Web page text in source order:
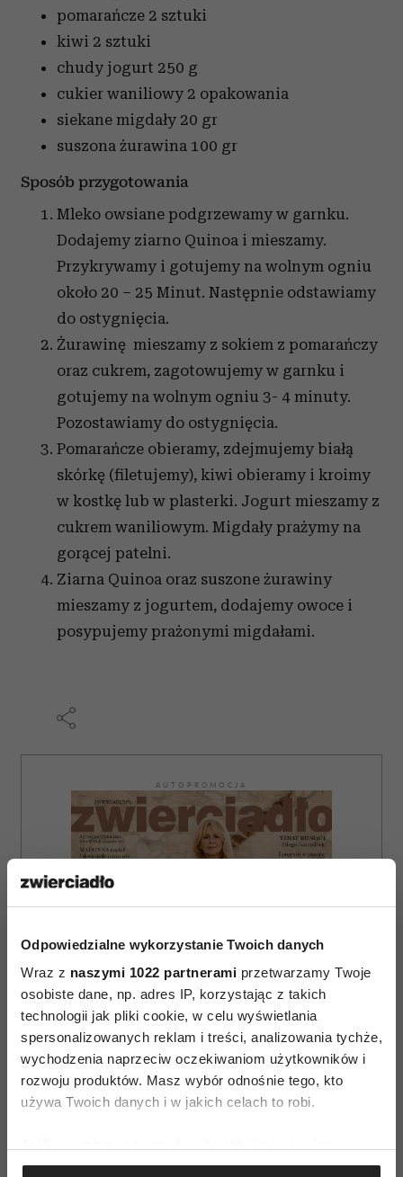
Odpowiedzialne wykorzystanie Twoich danych
Wraz z naszymi 1022 partnerami przetwarzamy Twoje
osobiste dane, np. adres IP, korzystając z takich
technologii jak pliki cookie, w celu wyświetlania
spersonalizowanych reklam i treści, analizowania tychże,
wychodzenia naprzeciw oczekiwaniom użytkowników i
rozwoju produktów. Masz wybór odnośnie tego, kto
używa Twoich danych i w jakich celach to robi.
Gromadzić dane dotyczące Twojej lokalizacji
pomarańcze 2 sztuki
kiwi 2 sztuki
chudy jogurt 250 g
cukier waniliowy 2 opakowania
siekane migdały 20 gr
suszona żurawina 100 gr
Sposób przygotowania
Mleko owsiane podgrzewamy w garnku.
Dodajemy ziarno Quinoa i mieszamy.
Przykrywamy i gotujemy na wolnym ogniu
około 20 – 25 Minut. Następnie odstawiamy
do ostygnięcia.
Żurawinę mieszamy z sokiem z pomarańczy
oraz cukrem, zagotowujemy w garnku i
gotujemy na wolnym ogniu 3- 4 minuty.
Pozostawiamy do ostygnięcia.
Pomarańcze obieramy, zdejmujemy białą
skórkę (filetujemy), kiwi obieramy i kroimy
w kostkę lub w plasterki. Jogurt mieszamy z
cukrem waniliowym. Migdały prażymy na
gorącej patelni.
Ziarna Quinoa oraz suszone żurawiny
mieszamy z jogurtem, dodajemy owoce i
posypujemy prażonymi migdałami.
AUTOPROMOCJA
ZAMÓW